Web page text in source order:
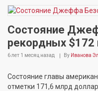
Состояние
рекордных $172
6 лет 1 месяц назад By Иванова
Состояние главы
отметки 171,6 млрд